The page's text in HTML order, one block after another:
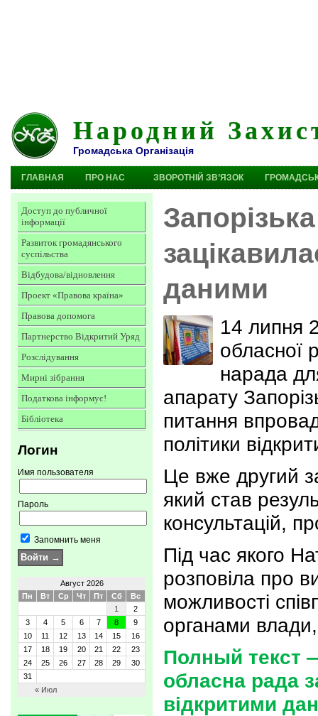
Народний
Громадська Організація
ГЛАВНАЯ ПРО НАС ЗВОРОТНІЙ ЗВ’ЯЗОК
Доступ до публичної
інформації
Развиток громадянського
суспільства
Відбудова/відновлення
Проект «Правова країна»
Правова допомога
Партнерство Відкритий Уряд
Розслідування
Мирні зібрання
Податкова інформує!
Бібліотека
Логин
Имя пользователя
Пароль
Запомнить меня
Август 2026
Пн
Вт Ср Чт Пт Сб Вс
« Июл
1
2
3
4 5 6 7 8
9
10
11 12 13 14 15
16
17
18 19 20 21 22
23
24
25 26 27 28 29
30
31
даними
14 липня
обласної
нарада
апарату
питання
політики
Це вже другий
який став
консультацій,
Під час якого
розповіла про
можливості
органами влади,
Полный текст
обласна рада
відкритими